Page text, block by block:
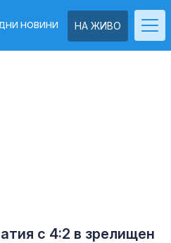
НА ЖИВО
НОВИНИ
с 4:2 в зрелищен